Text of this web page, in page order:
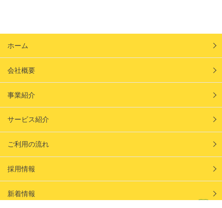
ホーム
会社概要
事業紹介
サービス紹介
ご利用の流れ
採用情報
新着情報